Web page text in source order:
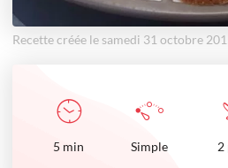
Recette créée le samedi 31 octobre
5 min Simple 2